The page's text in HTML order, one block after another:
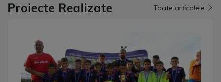
Proiecte Realizate Toate articolele